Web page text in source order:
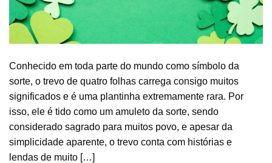
Conhecido em toda parte do mundo como símbolo da
sorte, o trevo de quatro folhas carrega consigo muitos
significados e é uma plantinha extremamente rara. Por
isso, ele é tido como um amuleto da sorte, sendo
considerado sagrado para muitos povo, e apesar da
simplicidade aparente, o trevo conta com histórias e
lendas de muito […]